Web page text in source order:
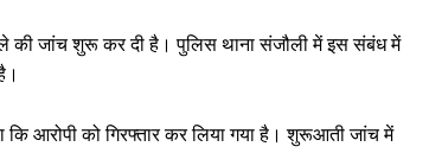
की जांच शुरू कर दी है। पुलिस थाना संजौली में इस संबंध में
आरोपी को गिरफ्तार कर लिया गया है। शुरूआती जांच में